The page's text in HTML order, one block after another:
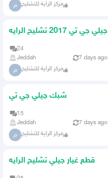
م مركز الراية للتشليح
قطع غيار جيلي جي تي 2017 تشليح الرايه
24
Jeddah
7 days ago
م مركز الراية للتشليح
شبك جيلي جي تي
15
Jeddah
7 days ago
م مركز الراية للتشليح
قطع غيار جيلي تشليح الرايه